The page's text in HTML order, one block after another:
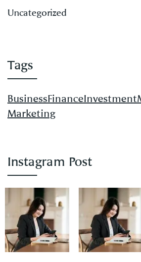
Uncategorized
Tags
BusinessFinanceInvestment
Marketing
Instagram Post